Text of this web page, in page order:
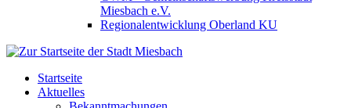
Miesbach e.V.
Regionalentwicklung Oberland KU
Startseite
Aktuelles